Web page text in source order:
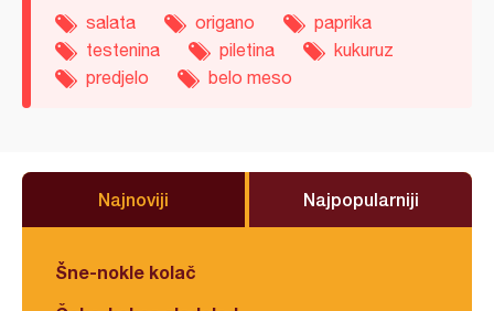
salata origano
paprika
testenina
piletina
kukuruz
predjelo
belo meso
Najnoviji Najpopularniji
Šne-nokle kolač